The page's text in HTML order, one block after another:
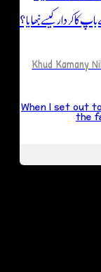
کا کردار کیسے نبھایا؟
Khud Kamany
When I set out
the